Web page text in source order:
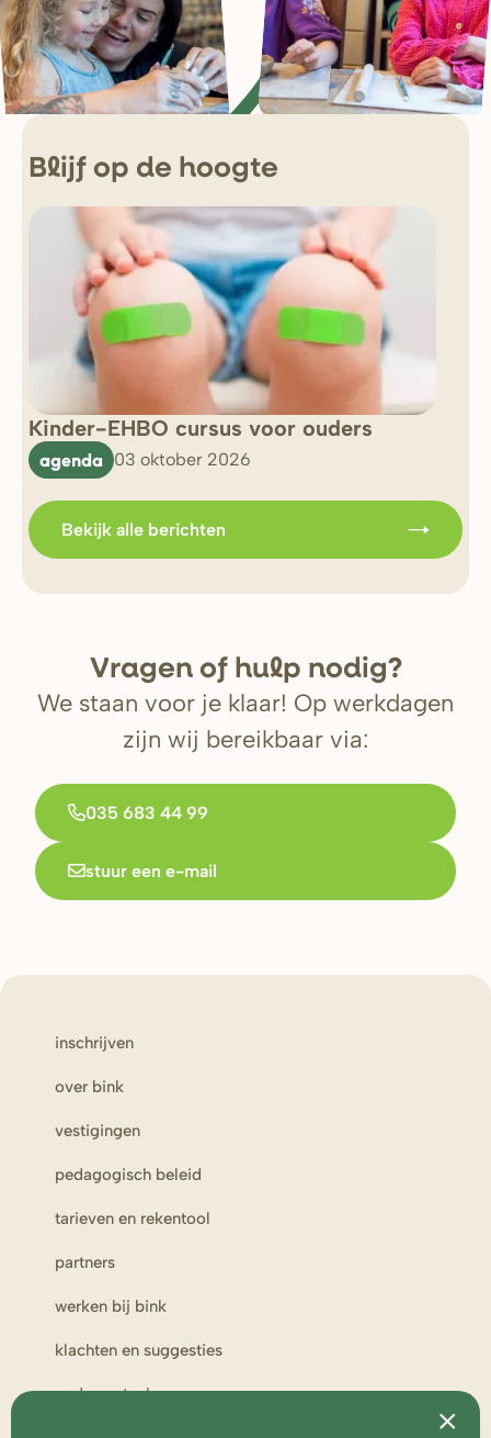
Blijf op de hoogte
Kinder-EHBO cursus voor ouders
agenda 03 oktober 2026
Bekijk alle berichten
Vragen of hulp nodig?
We staan voor je klaar! Op werkdagen
zijn wij bereikbaar via:
035 683 44 99
stuur een e-mail
inschrijven
over bink
vestigingen
pedagogisch beleid
tarieven en rekentool
partners
werken bij bink
klachten en suggesties
ouderportaal